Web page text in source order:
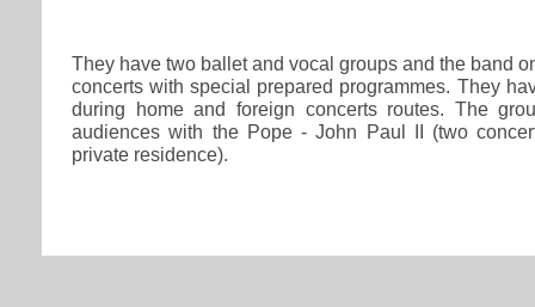
They have two ballet and vocal groups and the band
concerts with special prepared programmes. They
during home and foreign concerts routes. The
audiences with the Pope - John Paul II (two
private residence).